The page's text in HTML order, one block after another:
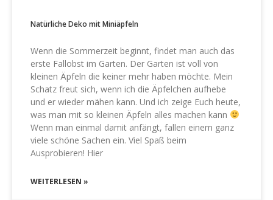
Natürliche Deko mit Miniäpfeln
Wenn die Sommerzeit beginnt, findet man auch das
erste Fallobst im Garten. Der Garten ist voll von
kleinen Äpfeln die keiner mehr haben möchte. Mein
Schatz freut sich, wenn ich die Äpfelchen aufhebe
und er wieder mähen kann. Und ich zeige Euch heute,
was man mit so kleinen Äpfeln alles machen kann
Wenn man einmal damit anfängt, fallen einem ganz
viele schöne Sachen ein. Viel Spaß beim
Ausprobieren! Hier
WEITERLESEN »